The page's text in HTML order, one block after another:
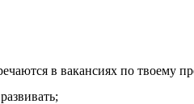
в вакансиях по твоему